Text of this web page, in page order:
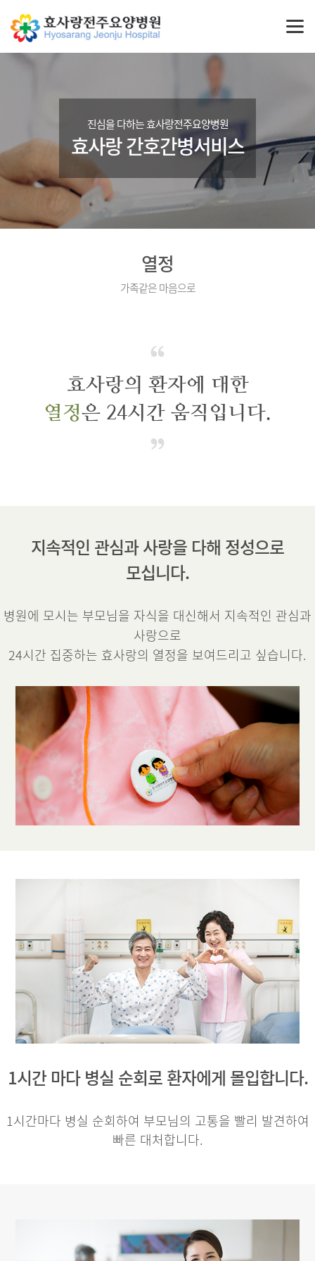
진심을 다하는 효사랑전주요양병원
효사랑 간호간병서비스
열정
가족같은 마음으로
효사랑의 환자에 대한
열정은 24시간 움직입니다.
지속적인 관심과 사랑을 다해 정성으로
모십니다.
병원에 모시는 부모님을 자식을 대신해서 지속적인 관심과
사랑으로
24시간 집중하는 효사랑의 열정을 보여드리고 싶습니다.
1시간 마다 병실 순회로 환자에게 몰입합니다.
1시간마다 병실 순회하여 부모님의 고통을 빨리 발견하여
빠른 대처합니다.